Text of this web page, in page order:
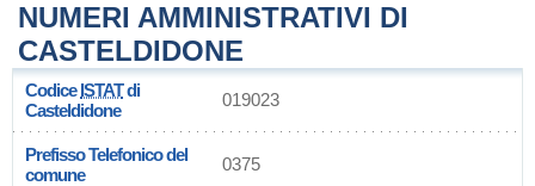
NUMERI AMMINISTRATIVI DI
CASTELDIDONE
CodiceISTATdi
Casteldidone
019023
Prefisso Telefonico del
comune
0375